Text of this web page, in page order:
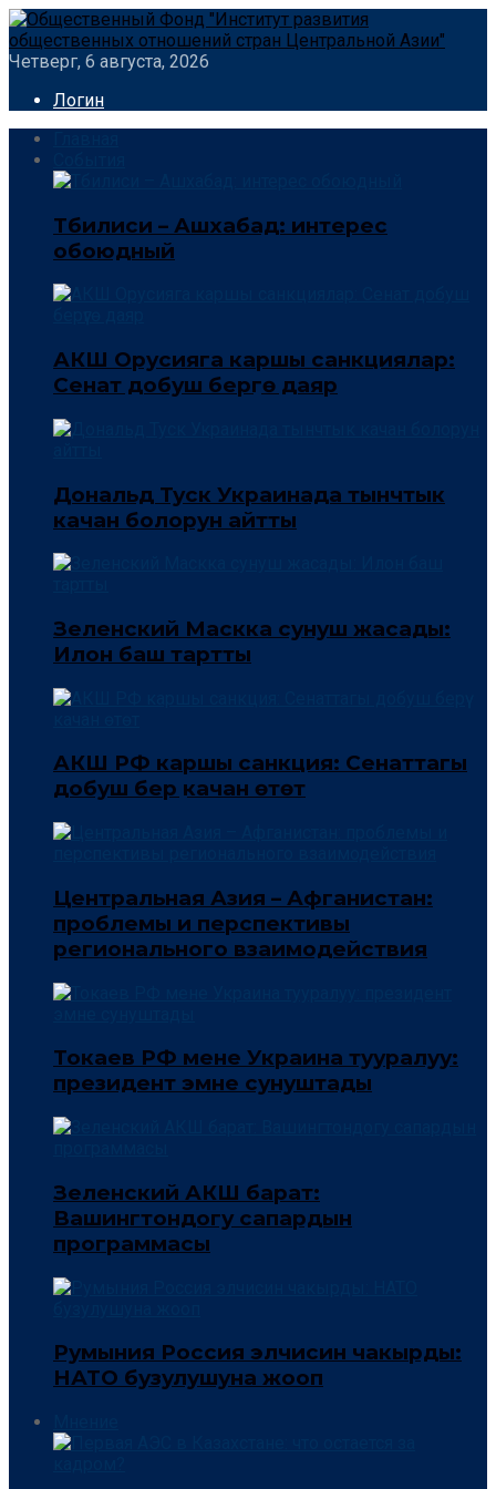
Четверг, 6 августа, 2026
Логин
Тбилиси – Ашхабад: интерес
обоюдный
АКШ Орусияга каршы санкциялар:
Сенат добуш берүүгө даяр
Дональд Туск Украинада тынчтык
качан болорун айтты
Зеленский Маскка сунуш жасады:
Илон баш тартты
АКШ РФ каршы санкция: Сенаттагы
добуш берүү качан өтөт
Центральная Азия – Афганистан:
проблемы и перспективы
регионального взаимодействия
Токаев РФ мене Украина тууралуу:
президент эмне сунуштады
Зеленский АКШ барат:
Вашингтондогу сапардын
программасы
Румыния Россия элчисин чакырды:
НАТО бузулушуна жооп